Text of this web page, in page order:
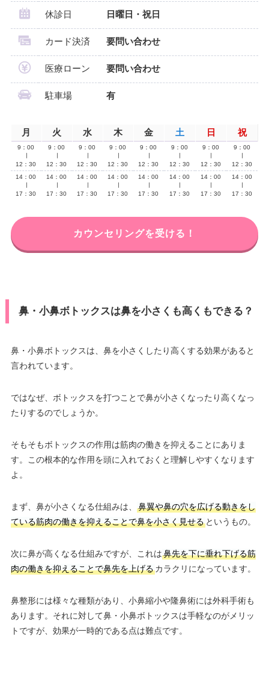
休診日 日曜日・祝日
カード決済 要問い合わせ
医療ローン 要問い合わせ
駐車場 有
月 火 水 木 金 土 日 祝
9：00
12：30
9：00
12：30
9：00
12：30
9：00
12：30
9：00
12：30
9：00
12：30
9：00
12：30
9：00
12：30
14：00
17：30
14：00
17：30
14：00
17：30
14：00
17：30
14：00
17：30
14：00
17：30
14：00
17：30
14：00
17：30
カウンセリングを受ける！
鼻・小鼻ボトックスは鼻を小さくも高くもできる？
鼻・小鼻ボトックスは、鼻を小さくしたり高くする効果があると
言われています。
ではなぜ、ボトックスを打つことで鼻が小さくなったり高くなっ
たりするのでしょうか。
そもそもボトックスの作用は筋肉の働きを抑えることにありま
す。この根本的な作用を頭に入れておくと理解しやすくなります
よ。
まず、鼻が小さくなる仕組みは、
鼻翼や鼻の穴を広げる動きをし
ている筋肉の働きを抑えることで鼻を小さく見せるというもの。
次に鼻が高くなる仕組みですが、これは鼻先を下に垂れ下げる筋
肉の働きを抑えることで鼻先を上げるカラクリになっています。
鼻整形には様々な種類があり、小鼻縮小や隆鼻術には外科手術も
あります。それに対して鼻・小鼻ボトックスは手軽なのがメリッ
トですが、効果が一時的である点は難点です。